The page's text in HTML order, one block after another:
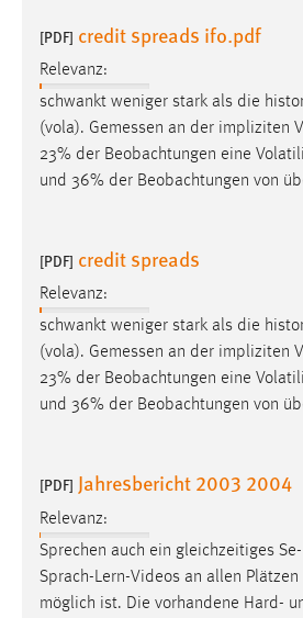
[PDF] credit spreads ifo.pdf
Relevanz:
schwankt weniger stark als die
(vola). Gemessen an der impliziten
23% der Beobachtungen eine
und 36% der Beobachtungen von
[PDF] credit spreads
Relevanz:
schwankt weniger stark als die
(vola). Gemessen an der impliziten
23% der Beobachtungen eine
und 36% der Beobachtungen von
[PDF] Jahresbericht 2003 2004
Relevanz:
Sprechen auch ein gleichzeitiges
Sprach-Lern-Videos an allen
möglich ist. Die vorhandene Hard-